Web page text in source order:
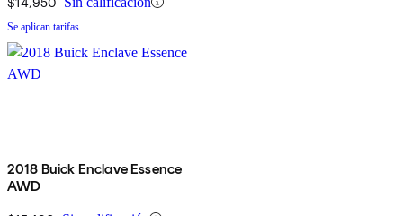
Se aplican tarifas
2018 Buick Enclave Essence
AWD